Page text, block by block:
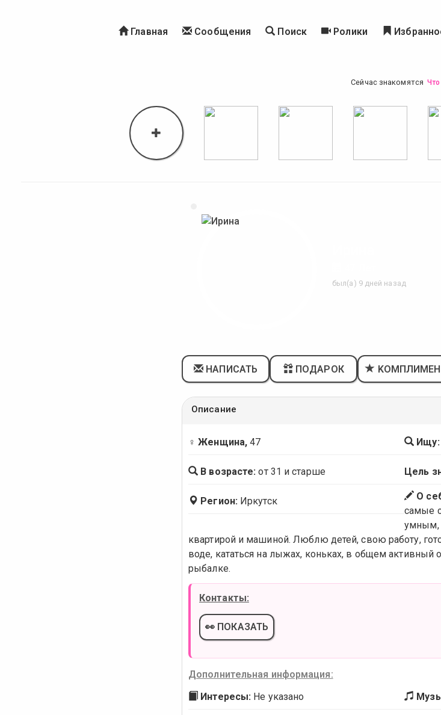
Главная Сообщения Поиск Ролики
Сейчас знакомятся Что
был(а) 9 дней назад
НАПИСАТЬ ПОДАРОК
Описание
♀ Женщина, 47 Ищу:
В возрасте: от 31 и старше Цель
Регион: Иркутск О
самые
умным,
квартирой и машиной. Люблю детей, свою работу,
воде, кататься на лыжах, коньках, в общем
рыбалке.
Контакты:
👀 ПОКАЗАТЬ
Дополнительная информация:
Интересы: Не указано